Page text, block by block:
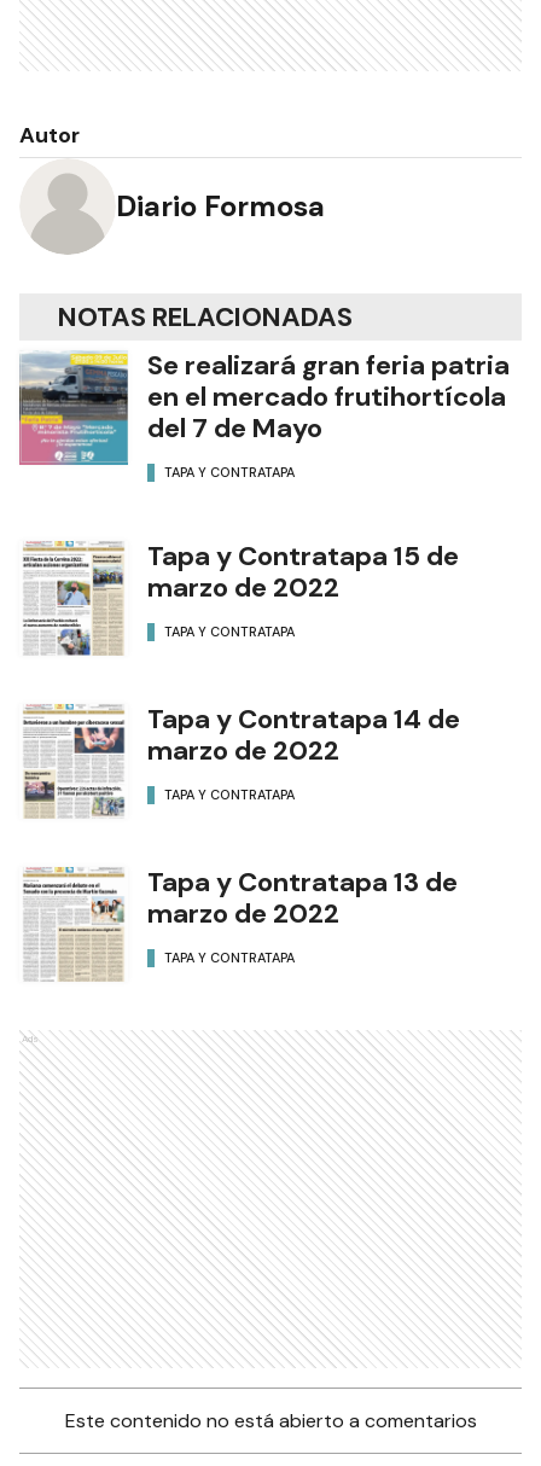
Autor
Diario Formosa
NOTAS RELACIONADAS
Se realizará gran feria patria
en el mercado frutihortícola
del 7 de Mayo
TAPA Y CONTRATAPA
Tapa y Contratapa 15 de
marzo de 2022
TAPA Y CONTRATAPA
Tapa y Contratapa 14 de
marzo de 2022
TAPA Y CONTRATAPA
Tapa y Contratapa 13 de
marzo de 2022
TAPA Y CONTRATAPA
Ads
Este contenido no está abierto a comentarios